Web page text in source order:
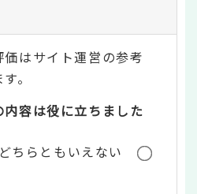
はサイト運営の参考
。
容は役に立ちました
どちらともいえない